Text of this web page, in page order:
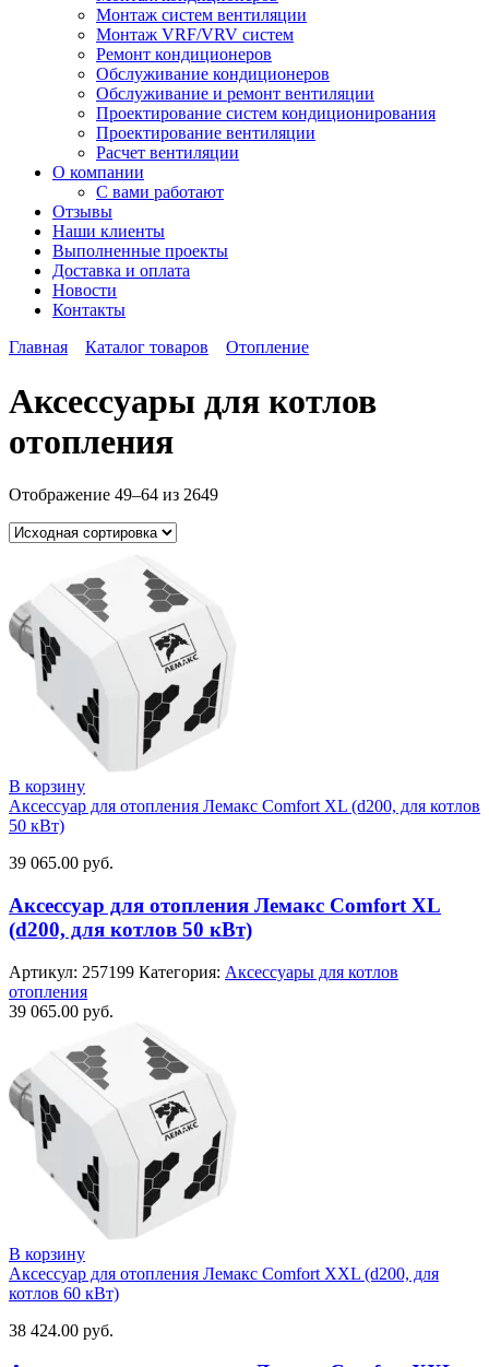
Монтаж систем вентиляции
Монтаж VRF/VRV систем
Ремонт кондиционеров
Обслуживание кондиционеров
Обслуживание и ремонт вентиляции
Проектирование систем кондиционирования
Проектирование вентиляции
Расчет вентиляции
О компании
С вами работают
Отзывы
Наши клиенты
Выполненные проекты
Доставка и оплата
Новости
Контакты
Главная
Каталог товаров Отопление
Аксессуары для котлов
отопления
Отображение 49–64 из 2649
В корзину
Аксессуар для отопления Лемакс Comfort XL (d200, для котлов
50 кВт)
39 065.00 руб.
Аксессуар для отопления Лемакс Comfort XL
(d200, для котлов 50 кВт)
Артикул: 257199 Категория: Аксессуары для котлов
отопления
39 065.00 руб.
В корзину
Аксессуар для отопления Лемакс Comfort XXL (d200, для
котлов 60 кВт)
38 424.00 руб.